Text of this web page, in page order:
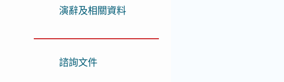
演辭及相關資料
諮詢文件